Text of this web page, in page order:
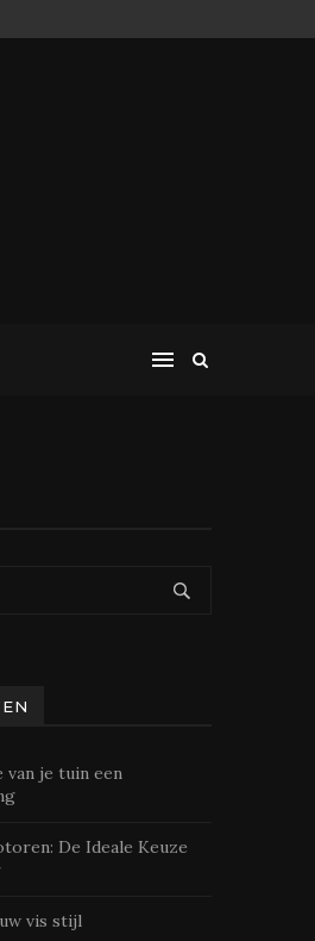
van je tuin een
De Ideale Keuze
vis stijl